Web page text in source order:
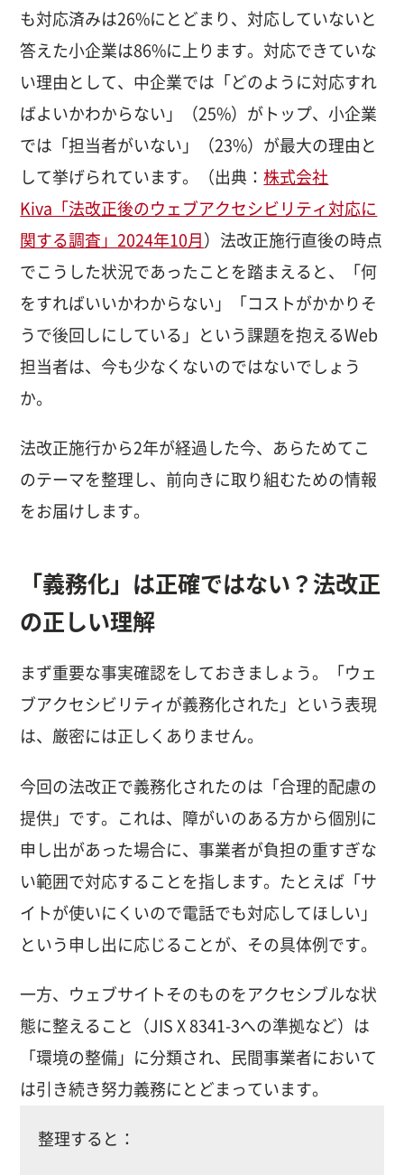
も対応済みは26%にとどまり、対応していないと
答えた小企業は86%に上ります。対応できていな
い理由として、中企業では「どのように対応すれ
ばよいかわからない」（25%）がトップ、小企業
では「担当者がいない」（23%）が最大の理由と
して挙げられています。（出典：株式会社
Kiva「法改正後のウェブアクセシビリティ対応に
関する調査」2024年10月 ）法改正施行直後の時点
でこうした状況であったことを踏まえると、「何
をすればいいかわからない」「コストがかかりそ
うで後回しにしている」という課題を抱えるWeb
担当者は、今も少なくないのではないでしょう
か。
法改正施行から2年が経過した今、あらためてこ
のテーマを整理し、前向きに取り組むための情報
をお届けします。
「義務化」は正確ではない？法改正
の正しい理解
まず重要な事実確認をしておきましょう。「ウェ
ブアクセシビリティが義務化された」という表現
は、厳密には正しくありません。
今回の法改正で義務化されたのは「合理的配慮の
提供」です。これは、障がいのある方から個別に
申し出があった場合に、事業者が負担の重すぎな
い範囲で対応することを指します。たとえば「サ
イトが使いにくいので電話でも対応してほしい」
という申し出に応じることが、その具体例です。
一方、ウェブサイトそのものをアクセシブルな状
態に整えること（JIS X 8341-3への準拠など）は
「環境の整備」に分類され、民間事業者において
は引き続き努力義務にとどまっています。
整理すると：